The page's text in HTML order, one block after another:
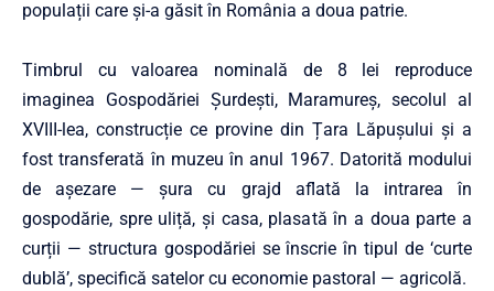
populații care și-a găsit în România a doua patrie.
Timbrul cu valoarea nominală de 8 lei reproduce
imaginea Gospodăriei Șurdești, Maramureș, secolul al
XVIII-lea, construcție ce provine din Țara Lăpușului și a
fost transferată în muzeu în anul 1967. Datorită modului
de așezare — șura cu grajd aflată la intrarea în
gospodărie, spre uliță, și casa, plasată în a doua parte a
curții — structura gospodăriei se înscrie în tipul de ‘curte
dublă’, specifică satelor cu economie pastoral — agricolă.